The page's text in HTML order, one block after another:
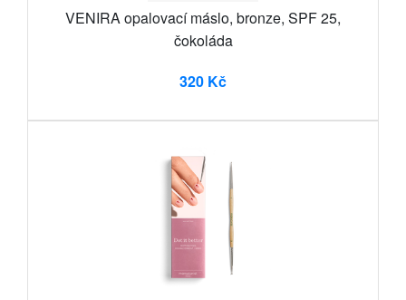
VENIRA opalovací máslo, bronze, SPF 25,
čokoláda
320 Kč